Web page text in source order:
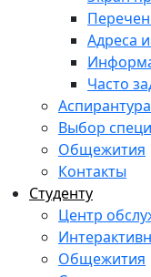
Адреса
Часто
Аспирантура
Выбор
Общежития
Контакты
Студенту
Центр
Общежития